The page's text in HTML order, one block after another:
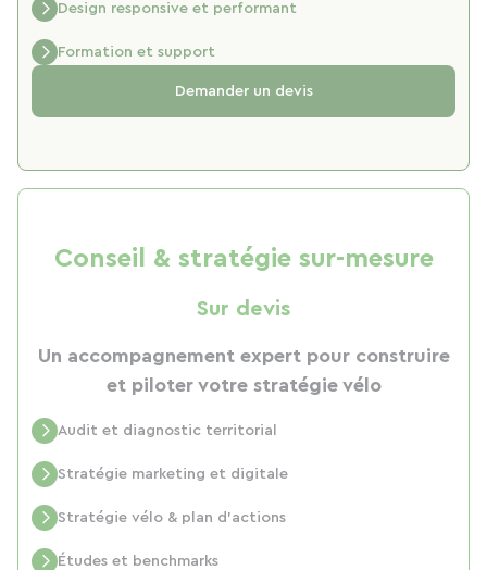
Design responsive et performant
Formation et support
Demander un devis
Conseil & stratégie sur-mesure
Sur devis
Un accompagnement expert pour construire
et piloter votre stratégie vélo
Audit et diagnostic territorial
Stratégie marketing et digitale
Stratégie vélo & plan d’actions
Études et benchmarks